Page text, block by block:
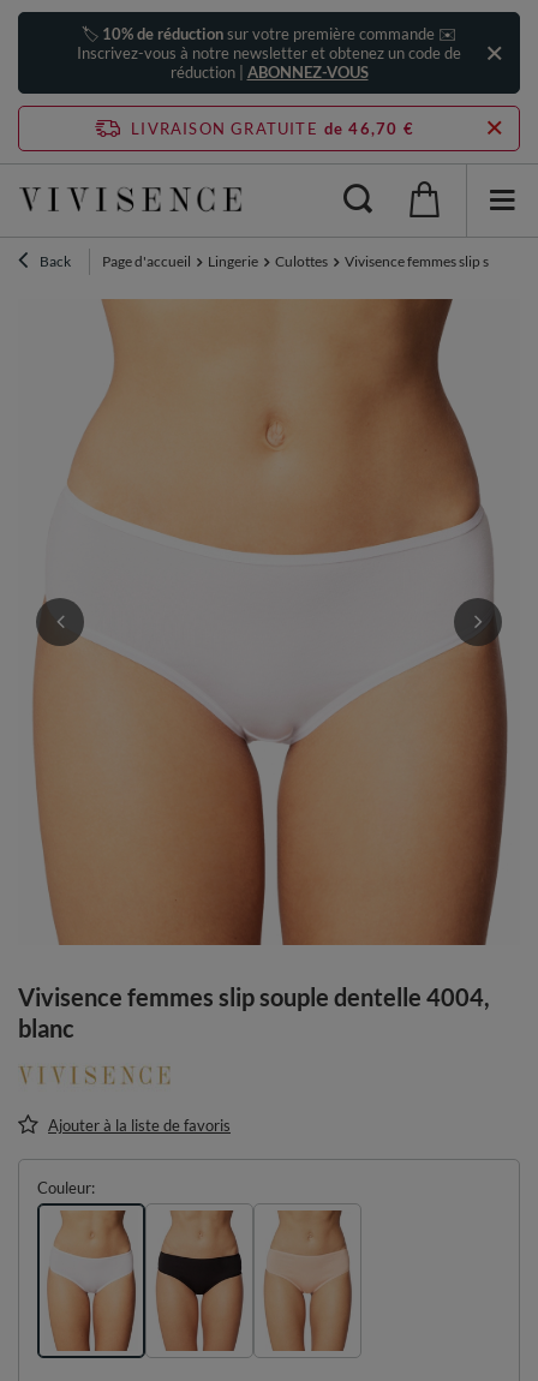
🏷️ 10% de réductionsur votre première commande ✉️
Inscrivez-vous à notre newsletter et obtenez un code de
réduction | ABONNEZ-VOUS
LIVRAISON GRATUITE de 46,70 €
Back Page d'accueil Lingerie Culottes Vivisence femmes slip souple
Vivisence femmes slip souple dentelle 4004,
blanc
Ajouter à la liste de favoris
Couleur